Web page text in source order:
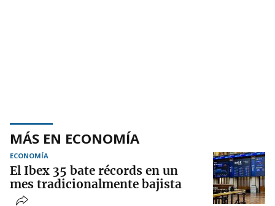
MÁS EN ECONOMÍA
ECONOMÍA
El Ibex 35 bate récords en un
mes tradicionalmente bajista